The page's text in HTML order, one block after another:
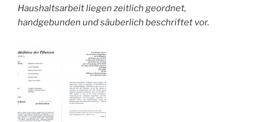
Haushaltsarbeit liegen zeitlich geordnet,
handgebunden und säuberlich beschriftet vor.